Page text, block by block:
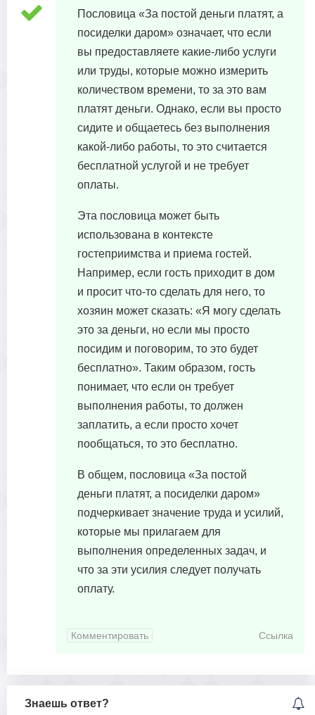
Пословица «За постой деньги платят, а
посиделки даром» означает, что если
вы предоставляете какие-либо услуги
или труды, которые можно измерить
количеством времени, то за это вам
платят деньги. Однако, если вы просто
сидите и общаетесь без выполнения
какой-либо работы, то это считается
бесплатной услугой и не требует
оплаты.
Эта пословица может быть
использована в контексте
гостеприимства и приема гостей.
Например, если гость приходит в дом
и просит что-то сделать для него, то
хозяин может сказать: «Я могу сделать
это за деньги, но если мы просто
посидим и поговорим, то это будет
бесплатно». Таким образом, гость
понимает, что если он требует
выполнения работы, то должен
заплатить, а если просто хочет
пообщаться, то это бесплатно.
В общем, пословица «За постой
деньги платят, а посиделки даром»
подчеркивает значение труда и усилий,
которые мы прилагаем для
выполнения определенных задач, и
что за эти усилия следует получать
оплату.
Комментировать Ссылка
Знаешь ответ?